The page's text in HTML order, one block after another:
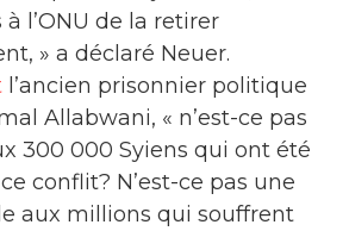
l’ONU de la retirer
» a déclaré Neuer.
l’ancien prisonnier politique
Allabwani, « n’est-ce pas
300 000 Syiens qui ont été
conflit? N’est-ce pas une
aux millions qui souffrent